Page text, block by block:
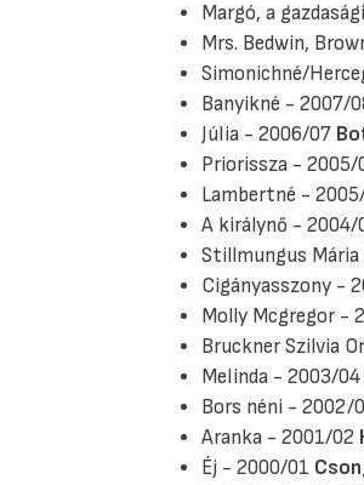
Margó, a
Mrs. Bedwin,
Simonichné/
Banyikné - 2007/
Júlia - 2006/07
Priorissza - 2005/
Lambertné -
A királynő - 2004/
Stillmungus
Cigányasszony -
Molly Mcgregor -
Bruckner Szilvia
Melinda - 2003/04
Bors néni - 2002/
Aranka - 2001/02
Éj - 2000/01